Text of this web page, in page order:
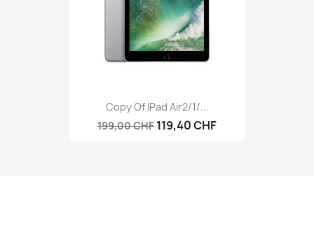
Copy Of IPad Air2/1/...
199,00 CHF 119,40 CHF